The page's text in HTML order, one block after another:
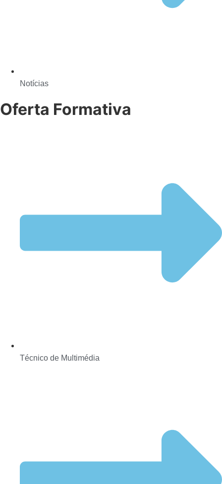
Notícias
Oferta Formativa
Técnico de Multimédia